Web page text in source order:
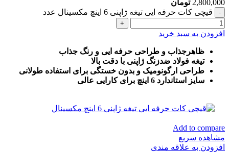
2,800,000 تومان
قیچی کات حرفه ایی تیغه ژاپنی 6 اینچ مکسینال عدد
افزودن به سبد خرید
ظاهرجذاب و طراحی حرفه ایی و رنگ جذاب
تیغه فولاد ضدزنگ ژاپنی با دقت بالا
طراحی ارگونومیک و بدون خستگی برای استفاده طولانی
سایز استاندارد 6 اینچ برای کارایی عالی
Add to compare
مشاهده سریع
افزودن به علاقه مندی